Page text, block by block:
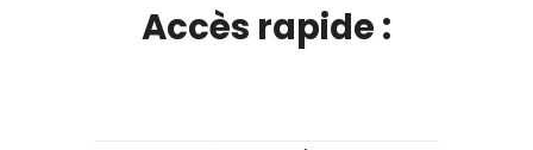
Accès rapide :